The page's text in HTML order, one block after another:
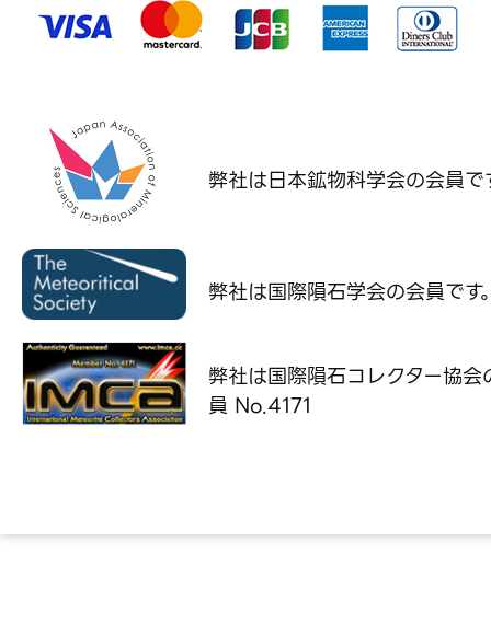
弊社は日本鉱物科学会の会員で
弊社は国際隕石学会の会員です
弊社は国際隕石コレクター協会
員 No.4171